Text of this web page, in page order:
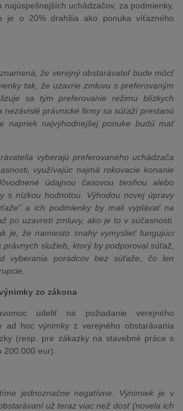
uchádzačov, za podmienky,
je o 20% drahšia ako ponuka víťazného
že verejný obstarávateľ bude môcť
tak, že uzavrie zmluvu s preferovaným
sa tým preferovanie režimu blízkych
nezávislé právnické firmy sa súťaží prestanú
napriek najvýhodnejšej ponuke budú mať
vyberajú preferovaného uchádzača
využívajúc najmä rokovacie konanie
údajnou časovou tiesňou alebo
s nízkou hodnotou. Výhodou novej úpravy
a ich podmienky by mali vyplávať na
po uzavretí zmluvy, ako je to v súčasnosti.
je, že namiesto snahy vymyslieť fungujúci
služieb, ktorý by podporoval súťaž,
vyberania poradcov bez súťaže, čo len
zo zákona
udeliť na požiadanie verejného
ad hoc výnimky z verejného obstarávania
(resp. pre zákazky na stavebné práce s
200.000 eur).
jednoznačne negatívne. Výnimiek je v
už teraz viac než dosť (novela ich